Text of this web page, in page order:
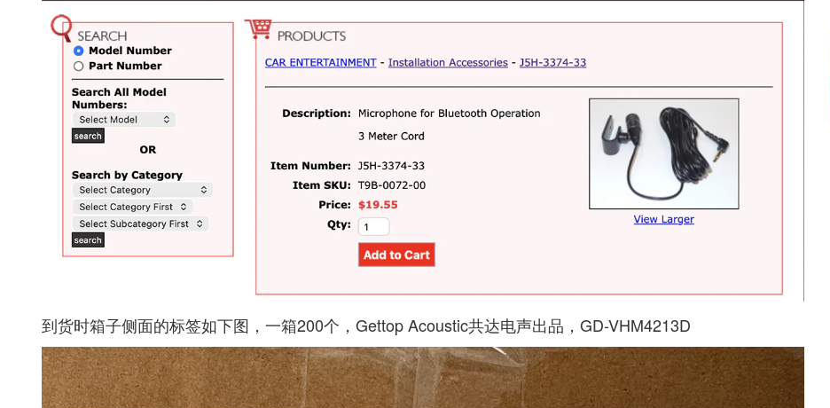
到货时箱子侧面的标签如下图，一箱200个，Gettop Acoustic共达电声出品，GD-VHM4213D